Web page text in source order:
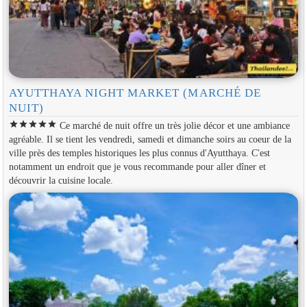
AYUTTHAYA NIGHT MARKET (MARCHÉ DE
NUIT)
starstarstarstarstar Ce marché de nuit offre un très jolie décor et une ambiance
agréable. Il se tient les vendredi, samedi et dimanche soirs au coeur de la
ville près des temples historiques les plus connus d'Ayutthaya. C'est
notamment un endroit que je vous recommande pour aller dîner et
découvrir la cuisine locale.